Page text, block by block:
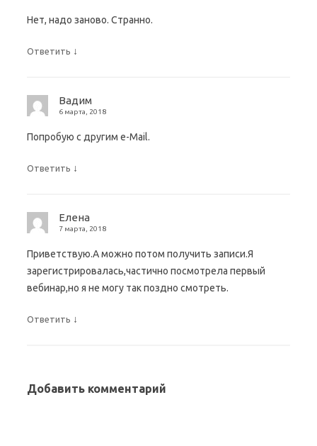
Нет, надо заново. Странно.
Ответить ↓
Вадим
6 марта, 2018
Попробую с другим e-Mail.
Ответить ↓
Елена
7 марта, 2018
Приветствую.А можно потом получить записи.Я
зарегистрировалась,частично посмотрела первый
вебинар,но я не могу так поздно смотреть.
Ответить ↓
Добавить комментарий